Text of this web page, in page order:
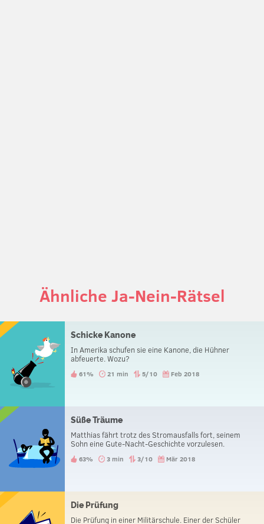
Ähnliche Ja-Nein-Rätsel
Schicke Kanone
In Amerika schufen sie eine Kanone, die Hühner
abfeuerte. Wozu?
61% 21 min 5/10 Feb 2018
Süße Träume
Matthias fährt trotz des Stromausfalls fort, seinem
Sohn eine Gute-Nacht-Geschichte vorzulesen.
63% 3 min 3/10 Mär 2018
Die Prüfung
Die Prüfung in einer Militärschule. Einer der Schüler